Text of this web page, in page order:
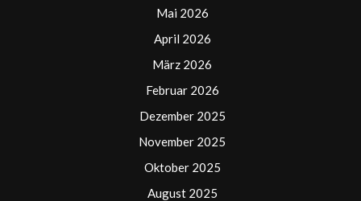
Mai 2026
April 2026
März 2026
Februar 2026
Dezember 2025
November 2025
Oktober 2025
August 2025